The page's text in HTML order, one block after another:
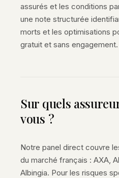
assurés et les conditions
une note structurée
morts et les optimisations
gratuit et sans engagement.
Sur quels
vous ?
Notre panel direct couvre
du marché français : AXA,
Albingia. Pour les risques